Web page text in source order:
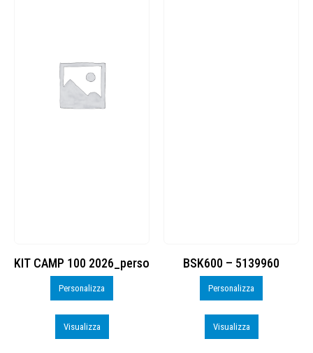
KIT CAMP 100 2026_perso
Personalizza
Visualizza
BSK600 – 5139960
Personalizza
Visualizza